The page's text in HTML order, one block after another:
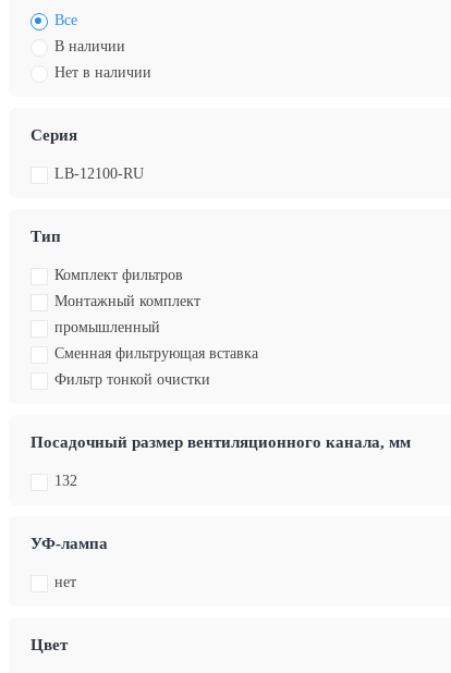
Все
В наличии
Нет в наличии
Серия
LB-12100-RU
Тип
Комплект фильтров
Монтажный комплект
промышленный
Сменная фильтрующая вставка
Фильтр тонкой очистки
Посадочный размер вентиляционного канала, мм
132
УФ-лампа
нет
Цвет